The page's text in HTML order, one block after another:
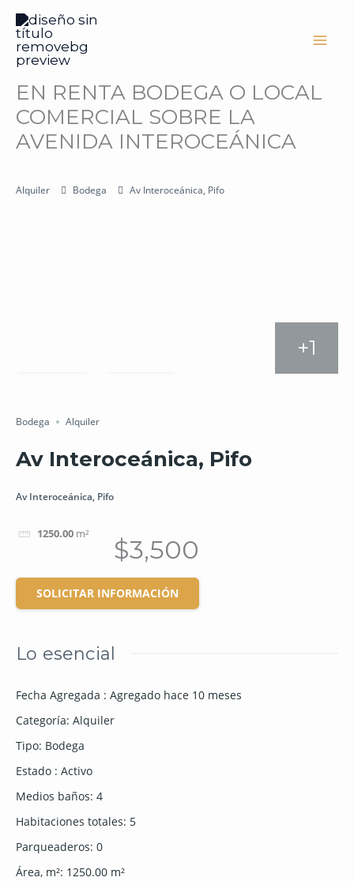
contenido
EN RENTA BODEGA O LOCAL
COMERCIAL SOBRE LA
AVENIDA INTEROCEÁNICA
Alquiler Bodega Av Interoceánica, Pifo
+1
Bodega Alquiler
Av Interoceánica, Pifo
Av Interoceánica, Pifo
1250.00 m²
$3,500
SOLICITAR INFORMACIÓN
Lo esencial
Fecha Agregada : Agregado hace 10 meses
Categoría: Alquiler
Tipo: Bodega
Estado : Activo
Medios baños: 4
Habitaciones totales: 5
Parqueaderos: 0
Área, m²: 1250.00 m²